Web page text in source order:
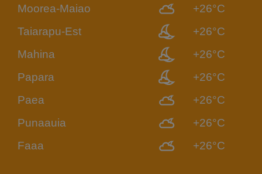
Moorea-Maiao
+26°C
Taiarapu-Est
+26°C
Mahina
+26°C
Papara
+26°C
Paea
+26°C
Punaauia
+26°C
Faaa
+26°C